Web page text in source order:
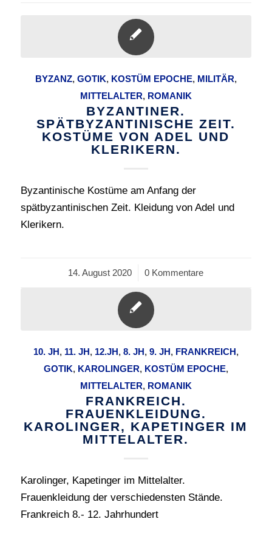
BYZANZ, GOTIK, KOSTÜM EPOCHE, MILITÄR,
MITTELALTER, ROMANIK
BYZANTINER.
SPÄTBYZANTINISCHE ZEIT.
KOSTÜME VON ADEL UND
KLERIKERN.
Byzantinische Kostüme am Anfang der
spätbyzantinischen Zeit. Kleidung von Adel und
Klerikern.
14. August 2020
/ 0 Kommentare
10. JH, 11. JH, 12.JH, 8. JH, 9. JH, FRANKREICH,
GOTIK, KAROLINGER, KOSTÜM EPOCHE,
MITTELALTER, ROMANIK
FRANKREICH.
FRAUENKLEIDUNG.
KAROLINGER, KAPETINGER IM
MITTELALTER.
Karolinger, Kapetinger im Mittelalter.
Frauenkleidung der verschiedensten Stände.
Frankreich 8.- 12. Jahrhundert